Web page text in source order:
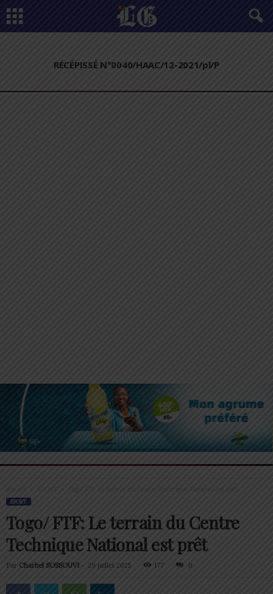
RÉCÉPISSÉ N°0040/HAAC/12-2021/pl/P
Accueil Togo/ FTF: Le terrain du Centre Technique National est prêt
SPORT
Togo/ FTF: Le terrain du Centre
Technique National est prêt
Par Charbel SOSSOUVI - 29 juillet 2025 177 0